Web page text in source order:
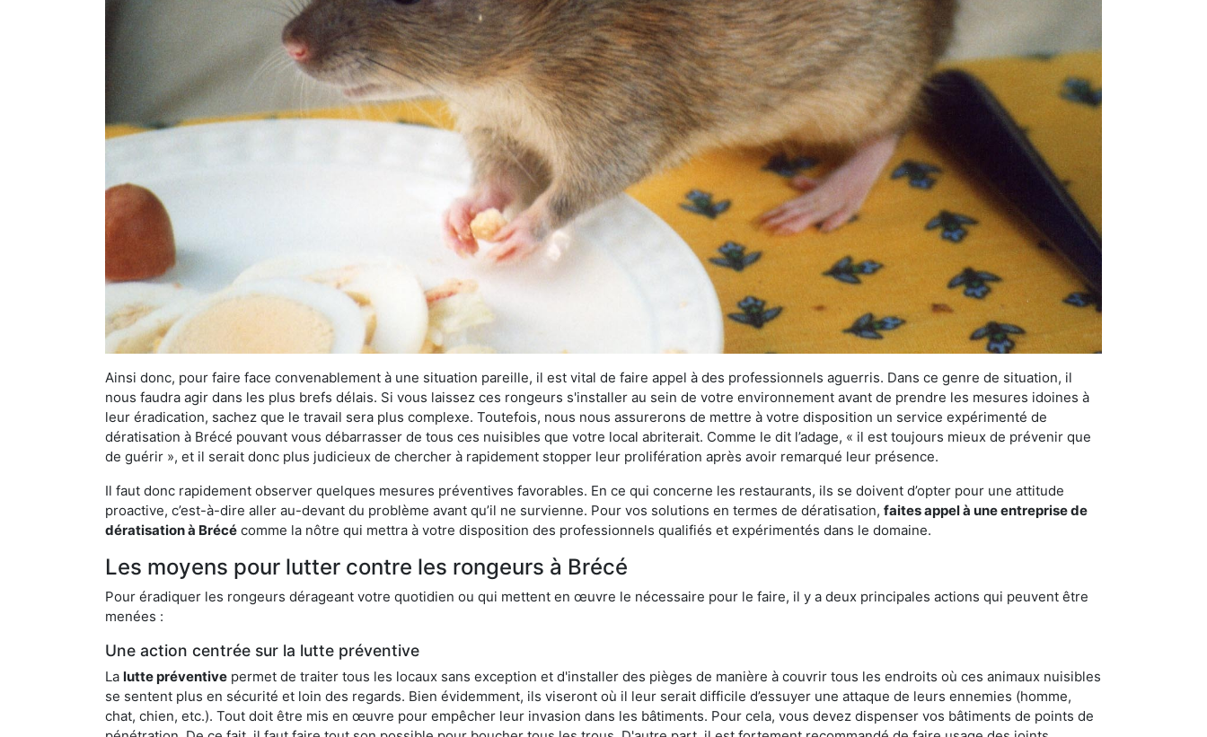
Ainsi donc, pour faire face convenablement à une situation pareille, il est vital de faire appel à des professionnels aguerris. Dans ce genre de situation, il
nous faudra agir dans les plus brefs délais. Si vous laissez ces rongeurs s'installer au sein de votre environnement avant de prendre les mesures idoines à
leur éradication, sachez que le travail sera plus complexe. Toutefois, nous nous assurerons de mettre à votre disposition un service expérimenté de
dératisation à Brécé pouvant vous débarrasser de tous ces nuisibles que votre local abriterait. Comme le dit l’adage, « il est toujours mieux de prévenir que
de guérir », et il serait donc plus judicieux de chercher à rapidement stopper leur prolifération après avoir remarqué leur présence.
Il faut donc rapidement observer quelques mesures préventives favorables. En ce qui concerne les restaurants, ils se doivent d’opter pour une attitude
proactive, c’est-à-dire aller au-devant du problème avant qu’il ne survienne. Pour vos solutions en termes de dératisation, faites appel à une entreprise de
dératisation à Brécé comme la nôtre qui mettra à votre disposition des professionnels qualifiés et expérimentés dans le domaine.
Les moyens pour lutter contre les rongeurs à Brécé
Pour éradiquer les rongeurs dérageant votre quotidien ou qui mettent en œuvre le nécessaire pour le faire, il y a deux principales actions qui peuvent être
menées :
Une action centrée sur la lutte préventive
La lutte préventive permet de traiter tous les locaux sans exception et d'installer des pièges de manière à couvrir tous les endroits où ces animaux nuisibles
se sentent plus en sécurité et loin des regards. Bien évidemment, ils viseront où il leur serait difficile d’essuyer une attaque de leurs ennemies (homme,
chat, chien, etc.). Tout doit être mis en œuvre pour empêcher leur invasion dans les bâtiments. Pour cela, vous devez dispenser vos bâtiments de points de